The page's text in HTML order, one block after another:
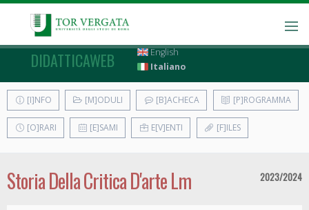
DIDATTICAWEB
English
Italiano
[I]NFO [M]ODULI [B]ACHECA [P]ROGRAMMA
[O]RARI [E]SAMI E[V]ENTI [F]ILES
Storia Della Critica D'arte Lm 2023/2024